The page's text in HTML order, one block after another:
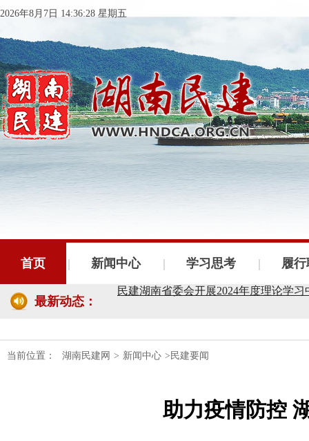
2026年8月7日 14:36:28 星期五
首页 新闻中心 学习思考 履
最新动态：
民建湖南省委会十届五次全会召开
民建湖南省十届十次常委会议召开
民建湖南省十届十次常委会议召开
当前位置： 湖南民建网 > 新闻中心 >民建要闻
助力疫情防控